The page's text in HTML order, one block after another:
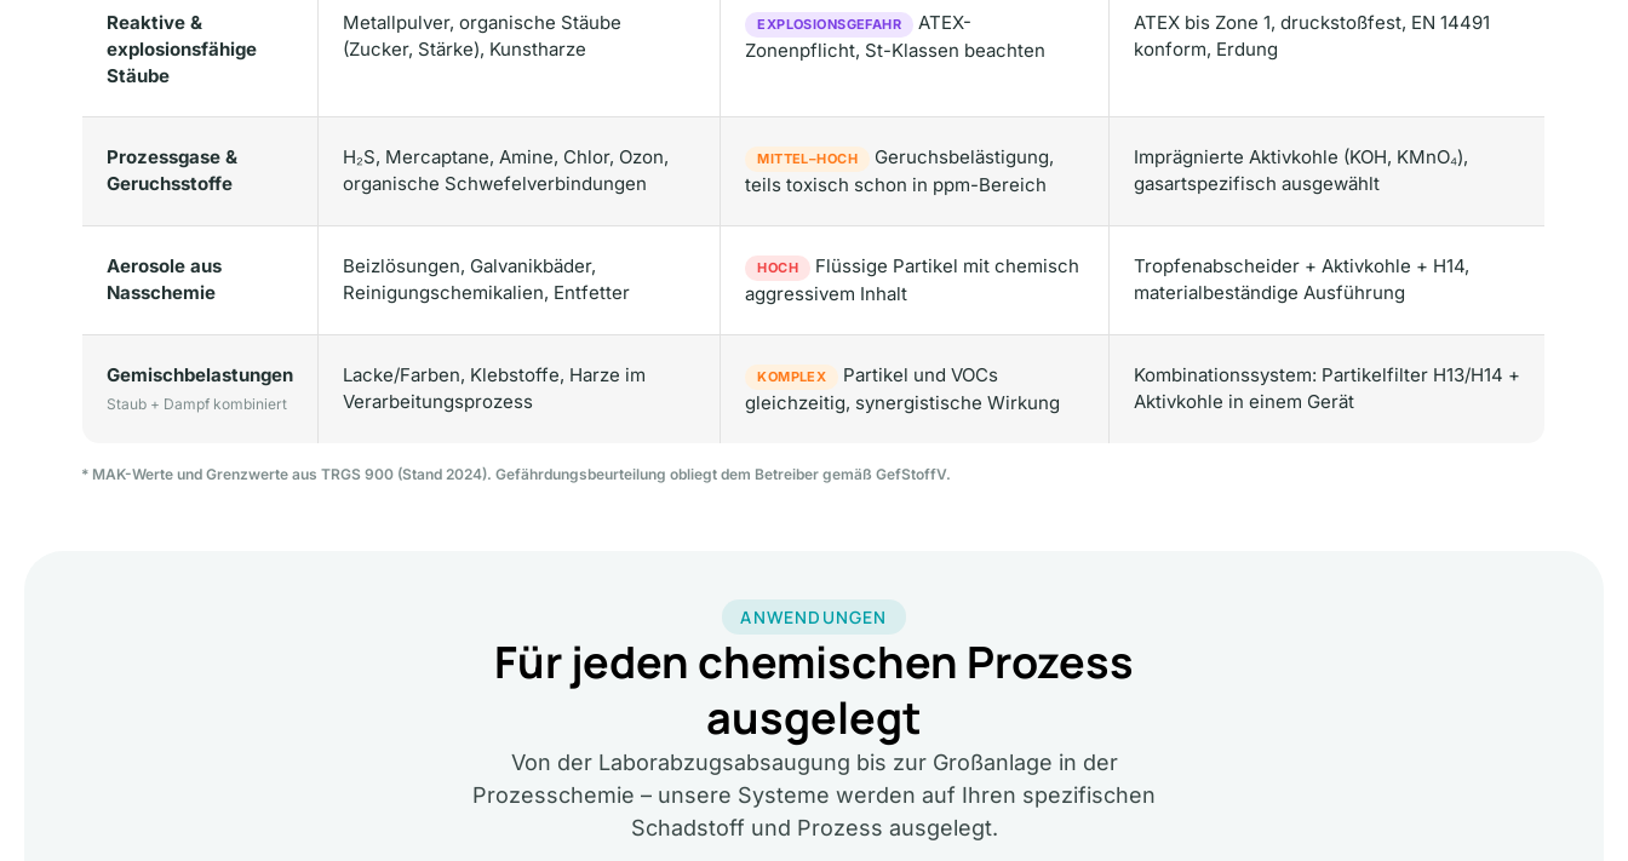
Reaktive &
explosionsfähige
Stäube
Metallpulver, organische Stäube
(Zucker, Stärke), Kunstharze
EXPLOSIONSGEFAHR
ATEX-
Zonenpflicht, St-Klassen beachten
ATEX bis Zone 1, druckstoßfest, EN 14491
konform, Erdung
Prozessgase &
Geruchsstoffe
H₂S, Mercaptane, Amine, Chlor, Ozon,
organische Schwefelverbindungen
MITTEL–HOCH
Geruchsbelästigung,
teils toxisch schon in ppm-Bereich
Imprägnierte Aktivkohle (KOH, KMnO₄),
gasartspezifisch ausgewählt
Aerosole aus
Nasschemie
Beizlösungen, Galvanikbäder,
Reinigungschemikalien, Entfetter
HOCH
Flüssige Partikel mit chemisch
aggressivem Inhalt
Tropfenabscheider + Aktivkohle + H14,
materialbeständige Ausführung
Gemischbelastungen
Staub + Dampf kombiniert
Lacke/Farben, Klebstoffe, Harze im
Verarbeitungsprozess
KOMPLEX
Partikel und VOCs
gleichzeitig, synergistische Wirkung
Kombinationssystem: Partikelfilter H13/H14 +
Aktivkohle in einem Gerät
* MAK-Werte und Grenzwerte aus TRGS 900 (Stand 2024). Gefährdungsbeurteilung obliegt dem Betreiber gemäß GefStoffV.
ANWENDUNGEN
Für jeden chemischen Prozess
ausgelegt
Von der Laborabzugsabsaugung bis zur Großanlage in der
Prozesschemie – unsere Systeme werden auf Ihren spezifischen
Schadstoff und Prozess ausgelegt.